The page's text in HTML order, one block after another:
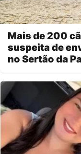
Mais de 200
suspeita de
no Sertão da